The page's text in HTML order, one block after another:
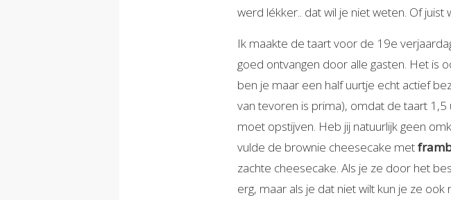
werd lékker.. dat wil je niet weten. Of
Ik maakte de taart voor de 19e
goed ontvangen door alle gasten. Het is
ben je maar een half uurtje echt actief
van tevoren is prima), omdat de taart
moet opstijven. Heb jij natuurlijk geen
vulde de brownie cheesecake met
zachte cheesecake. Als je ze door het
erg, maar als je dat niet wilt kun je ze